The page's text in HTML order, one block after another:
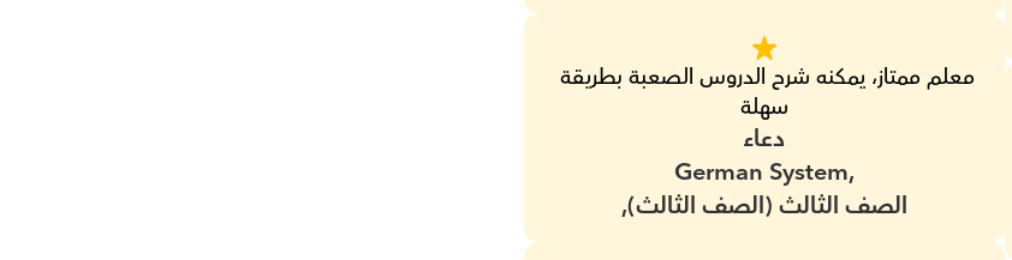
سهلة
دعاء
الصف الثالث (الصف الثالث),
German System,